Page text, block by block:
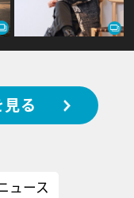
る
ュース